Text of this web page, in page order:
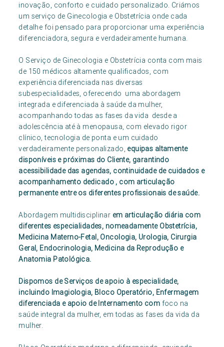
inovação, conforto e cuidado personalizado. Criámos
um serviço de Ginecologia e Obstetrícia onde cada
detalhe foi pensado para proporcionar uma experiência
diferenciadora, segura e verdadeiramente humana.
O Serviço de Ginecologia e Obstetrícia conta com mais
de 150 médicos altamente qualificados, com
experiência diferenciada nas diversas
subespecialidades, oferecendo uma abordagem
integrada e diferenciada à saúde da mulher,
acompanhando todas as fases da vida desde a
adolescência até à menopausa, com elevado rigor
clínico, tecnologia de ponta e um cuidado
verdadeiramente personalizado, equipas altamente
disponíveis e próximas do Cliente, garantindo
acessibilidade das agendas, continuidade de cuidados e
acompanhamento dedicado , com articulação
permanente entre os diferentes profissionais de saúde.
Abordagem multidisciplinar em articulação diária com
diferentes especialidades, nomeadamente Obstetrícia,
Medicina Materno-Fetal, Oncologia, Urologia, Cirurgia
Geral, Endocrinologia, Medicina da Reprodução e
Anatomia Patológica.
Dispomos de Serviços de apoio à especialidade,
incluindo Imagiologia, Bloco Operatório, Enfermagem
diferenciada e apoio de Internamento com foco na
saúde integral da mulher, em todas as fases da vida da
mulher.